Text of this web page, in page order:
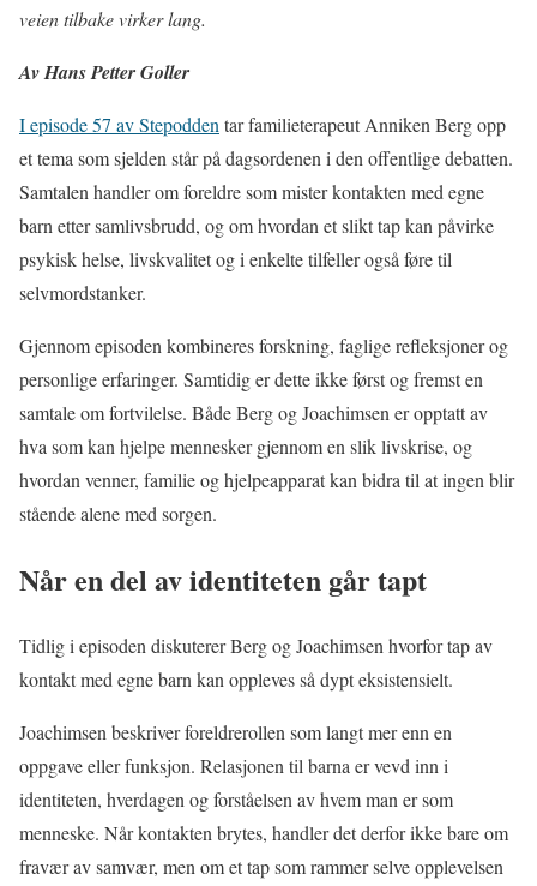
veien tilbake virker lang.
Av Hans Petter Goller
I episode 57 av Stepoddentar familieterapeut Anniken Berg opp
et tema som sjelden står på dagsordenen i den offentlige debatten.
Samtalen handler om foreldre som mister kontakten med egne
barn etter samlivsbrudd, og om hvordan et slikt tap kan påvirke
psykisk helse, livskvalitet og i enkelte tilfeller også føre til
selvmordstanker.
Gjennom episoden kombineres forskning, faglige refleksjoner og
personlige erfaringer. Samtidig er dette ikke først og fremst en
samtale om fortvilelse. Både Berg og Joachimsen er opptatt av
hva som kan hjelpe mennesker gjennom en slik livskrise, og
hvordan venner, familie og hjelpeapparat kan bidra til at ingen blir
stående alene med sorgen.
Når en del av identiteten går tapt
Tidlig i episoden diskuterer Berg og Joachimsen hvorfor tap av
kontakt med egne barn kan oppleves så dypt eksistensielt.
Joachimsen beskriver foreldrerollen som langt mer enn en
oppgave eller funksjon. Relasjonen til barna er vevd inn i
identiteten, hverdagen og forståelsen av hvem man er som
menneske. Når kontakten brytes, handler det derfor ikke bare om
fravær av samvær, men om et tap som rammer selve opplevelsen